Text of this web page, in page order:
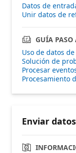
Datos de
Unir datos de
GUÍA PASO
Uso de datos
Solución de
Procesar
Procesamiento
Enviar